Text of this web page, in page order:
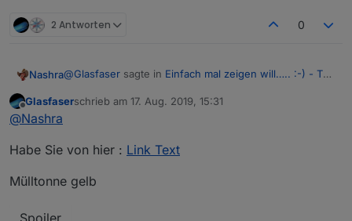
2 Antworten 0
Nashra@Glasfaser sagte in Einfach mal zeigen will….. :-) - Teil
Offline
Glasfaserschrieb am 17. Aug. 2019, 15:31
zuletzt editiert von
@Nashra
Habe Sie von hier : Link Text
Mülltonne gelb